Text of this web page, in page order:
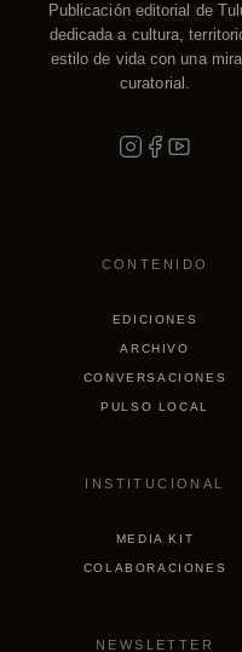
Publicación editorial de
dedicada a cultura,
estilo de vida con una
curatorial.
CONTENIDO
EDICIONES
ARCHIVO
CONVERSACIONES
PULSO LOCAL
INSTITUCIONAL
MEDIA KIT
COLABORACIONES
NEWSLETTER